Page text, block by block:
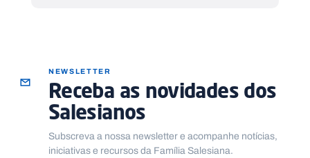
NEWSLETTER
Receba as novidades dos
Salesianos
Subscreva a nossa newsletter e acompanhe notícias,
iniciativas e recursos da Família Salesiana.